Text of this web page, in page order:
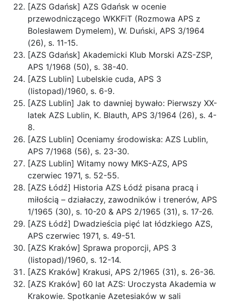
[AZS Gdańsk] AZS Gdańsk w ocenie
przewodniczącego WKKFiT (Rozmowa APS z
Bolesławem Dymelem), W. Duński, APS 3/1964
(26), s. 11-15.
[AZS Gdańsk] Akademicki Klub Morski AZS-ZSP,
APS 1/1968 (50), s. 38-40.
[AZS Lublin] Lubelskie cuda, APS 3
(listopad)/1960, s. 6-9.
[AZS Lublin] Jak to dawniej bywało: Pierwszy XX-
latek AZS Lublin, K. Blauth, APS 3/1964 (26), s. 4-
8.
[AZS Lublin] Oceniamy środowiska: AZS Lublin,
APS 7/1968 (56), s. 23-30.
[AZS Lublin] Witamy nowy MKS-AZS, APS
czerwiec 1971, s. 52-55.
[AZS Łódź] Historia AZS Łódź pisana pracą i
miłością – działaczy, zawodników i trenerów, APS
1/1965 (30), s. 10-20 & APS 2/1965 (31), s. 17-26.
[AZS Łódź] Dwadzieścia pięć lat łódzkiego AZS,
APS czerwiec 1971, s. 49-51.
[AZS Kraków] Sprawa proporcji, APS 3
(listopad)/1960, s. 12-14.
[AZS Kraków] Krakusi, APS 2/1965 (31), s. 26-36.
[AZS Kraków] 60 lat AZS: Uroczysta Akademia w
Krakowie. Spotkanie Azetesiaków w sali